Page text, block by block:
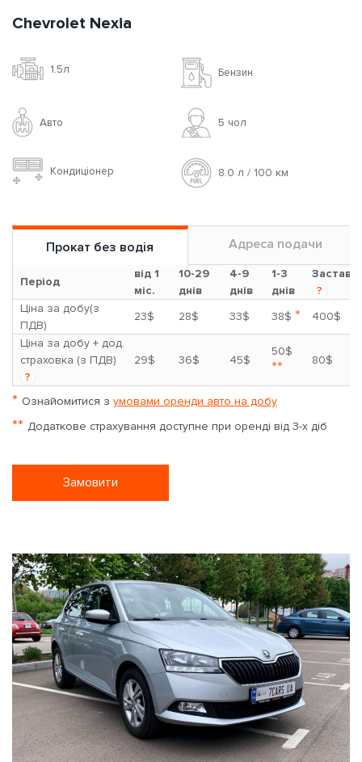
Chevrolet Nexia
1.5л Бензин
Авто 5 чoл
Кондиціонер 8.0 л / 100 км
Прокат без водія Адреса подачи
Період
від 1
міс.
10-29
днів
4-9
днів
1-3
днів
Застава
?
Ціна за добу(з
ПДВ)
23$ 28$ 33$ 38$ *
400$
Ціна за добу + дод.
страховка (з ПДВ)
?
29$ 36$ 45$
50$
** 80$
* Ознайомитися з умовами оренди авто на добу
** Додаткове страхування доступне при оренді від 3-х діб
Замовити